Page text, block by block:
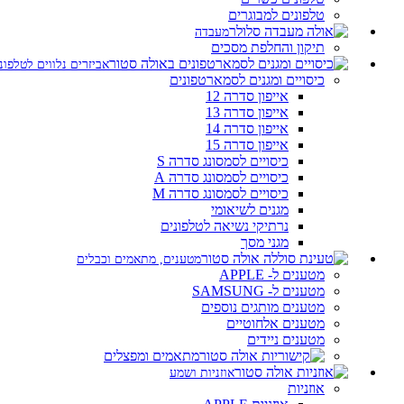
טלפונים למבוגרים
מעבדה
תיקון והחלפת מסכים
אביזרים נלווים
כיסויים ומגנים לסמארטפונים
אייפון סדרה 12
אייפון סדרה 13
אייפון סדרה 14
אייפון סדרה 15
כיסויים לסמסונג סדרה S
כיסויים לסמסונג סדרה A
כיסויים לסמסונג סדרה M
מגנים לשיאומי
נרתיקי נשיאה לטלפונים
מגני מסך
מטענים, מתאמים וכבלים
מטענים ל- APPLE
מטענים ל- SAMSUNG
מטענים מותגים נוספים
מטענים אלחוטיים
מטענים ניידים
מתאמים ומפצלים
אוזניות ושמע
אוזניות